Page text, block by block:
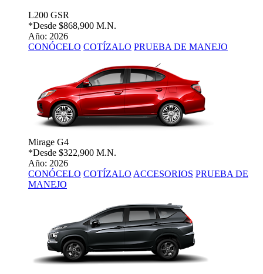
L200 GSR
*Desde $868,900 M.N.
Año: 2026
CONÓCELO COTÍZALO PRUEBA DE MANEJO
Mirage G4
*Desde $322,900 M.N.
Año: 2026
CONÓCELO COTÍZALO ACCESORIOS PRUEBA DE
MANEJO